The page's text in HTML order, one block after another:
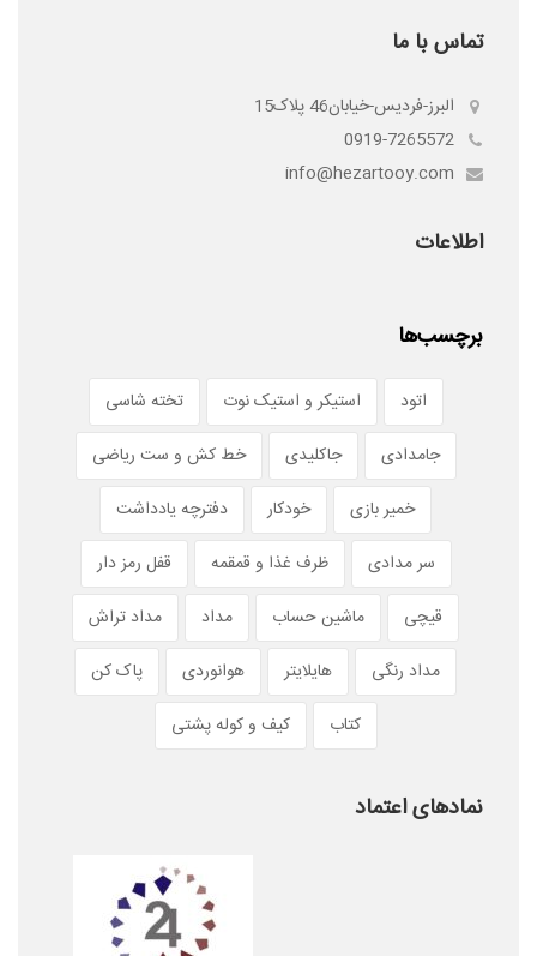
تماس با ما
البرز-فردیس-خیابان46 پلاک15
0919-7265572
info@hezartooy.com
اطلاعات
برچسب‌ها
اتود استیکر و استیک نوت
تخته شاسی
جامدادی
جاکلیدی
خط کش و ست ریاضی
خمیر بازی
خودکار
دفترچه یادداشت
سر مدادی
ظرف غذا و قمقمه
قفل رمز دار
قیچی
ماشین حساب مداد
مداد تراش
مداد رنگی
هایلایتر هوانوردی
پاک کن
کتاب
کیف و کوله پشتی
نمادهای اعتماد